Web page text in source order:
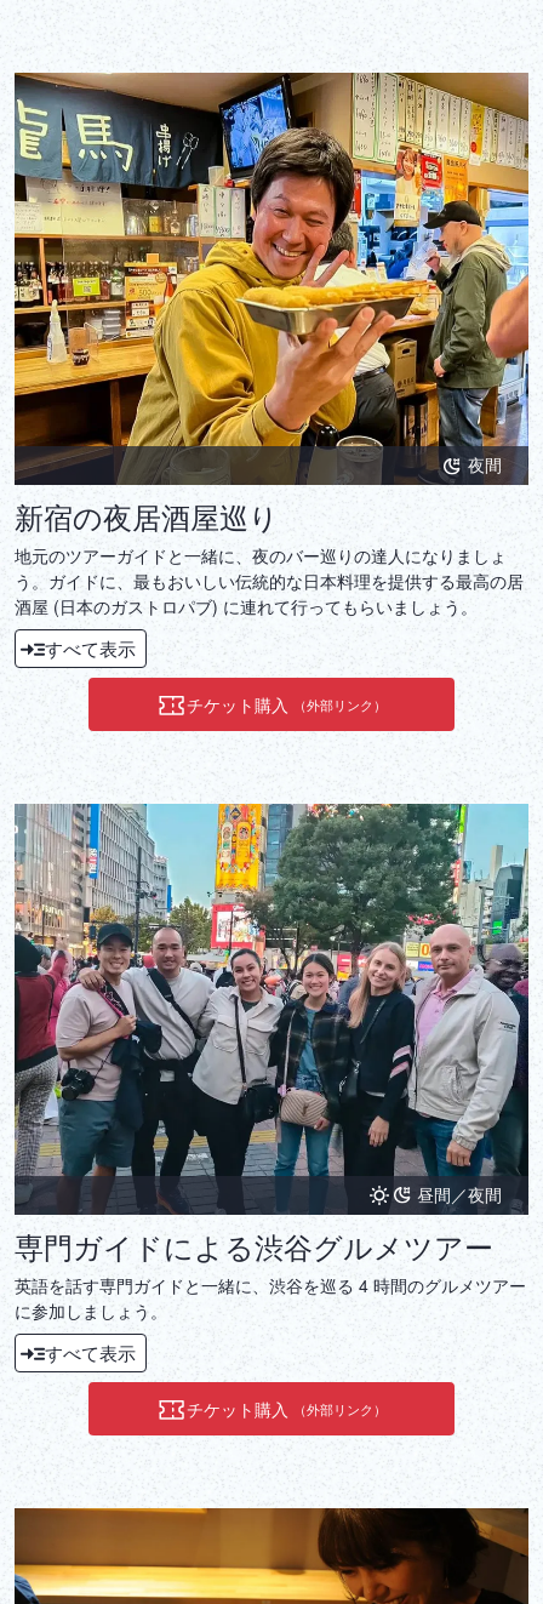
夜間
新宿の夜居酒屋巡り
地元のツアーガイドと一緒に、夜のバー巡りの達人になりましょ
う。ガイドに、最もおいしい伝統的な日本料理を提供する最高の居
酒屋 (日本のガストロパブ) に連れて行ってもらいましょう。
すべて表示
チケット購入 （外部リンク）
昼間／夜間
専門ガイドによる渋谷グルメツアー
英語を話す専門ガイドと一緒に、渋谷を巡る 4 時間のグルメツアー
に参加しましょう。
すべて表示
チケット購入 （外部リンク）